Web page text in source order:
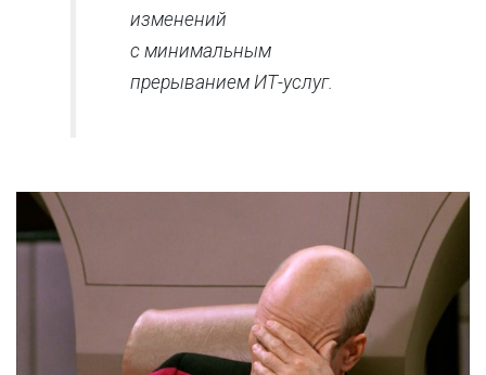
изменений
с минимальным
прерыванием ИТ-услуг.